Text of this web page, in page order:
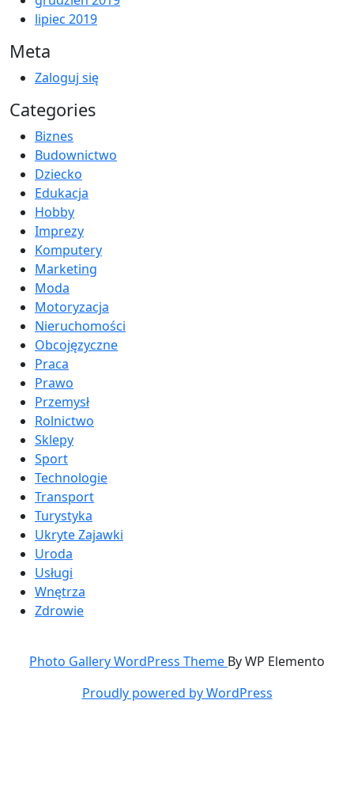
lipiec 2019
Meta
Zaloguj się
Categories
Biznes
Budownictwo
Dziecko
Edukacja
Hobby
Imprezy
Komputery
Marketing
Moda
Motoryzacja
Nieruchomości
Obcojęzyczne
Praca
Prawo
Przemysł
Rolnictwo
Sklepy
Sport
Technologie
Transport
Turystyka
Ukryte Zajawki
Uroda
Usługi
Wnętrza
Zdrowie
Photo Gallery WordPress Theme By WP Elemento
Proudly powered by WordPress